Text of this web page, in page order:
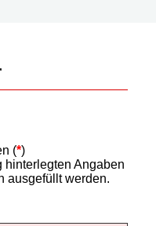
(*)
hinterlegten Angaben
ausgefüllt werden.